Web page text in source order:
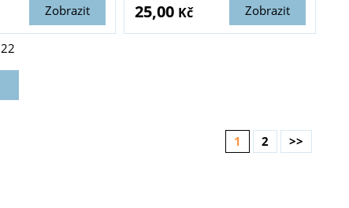
Zobrazit Zobrazit
25,00 Kč
22
1 2 >>